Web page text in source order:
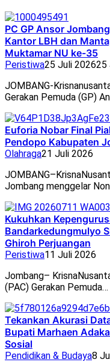
PC GP Ansor
Kantor LBH dan
Muktamar NU ke-35
Peristiwa25 Juli 202625
JOMBANG-
Gerakan Pemuda (GP)
Euforia Nobar Final
Pendopo Kabupaten
Olahraga21 Juli 2026
Jombang menggelar
Kukuhkan
Bandarkedungmulyo
Ghiroh Perjuangan
Peristiwa11 Juli 2026
Jombang–
(PAC) Gerakan Pemuda…
Tekankan Akurasi
Bupati Marhaen
Sosial
Pendidikan & Budaya8